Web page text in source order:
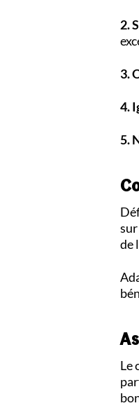
2.
3.
4.
5.
de
Le